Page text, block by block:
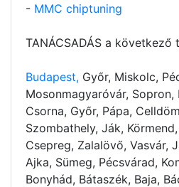
- MMC chiptuning
TANÁCSADÁS a következő
Budapest, Győr, Miskolc,
Mosonmagyaróvár, Sopron,
Csorna, Győr, Pápa,
Szombathely, Ják,
Csepreg, Zalalövő, Vasvár,
Ajka, Sümeg, Pécsvárad,
Bonyhád, Bátaszék, Baja,